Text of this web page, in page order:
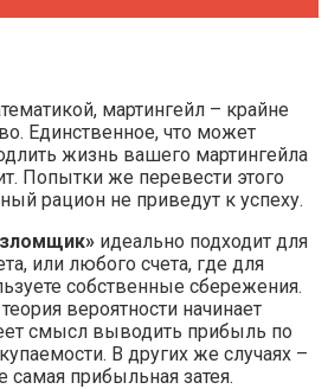
мартингейл – крайне
Единственное, что может
жизнь вашего мартингейла
Попытки же перевести этого
рацион не приведут к успеху.
идеально подходит для
или любого счета, где для
собственные сбережения.
вероятности начинает
смысл выводить прибыль по
В других же случаях –
самая прибыльная затея.